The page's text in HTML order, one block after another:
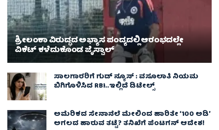
ಶ್ರೀಲಂಕಾ ವಿರುದ್ಧದ ಅಭ್ಯಾಸ ಪಂದ್ಯದಲ್ಲಿ ಆರಂಭದಲ್ಲೇ
ವಿಕೆಟ್ ಕಳೆದುಕೊಂಡ ಜೈಸ್ವಾಲ್
ಸಾಲಗಾರರಿಗೆ ಗುಡ್ ನ್ಯೂಸ್ : ವಸೂಲಾತಿ ನಿಯಮ
ಬಿಗಿಗೊಳಿಸಿದ RBI..ಇಲ್ಲಿದೆ ಡಿಟೇಲ್ಸ್
ಅಮೆರಿಕದ ಸೇನಾನೆಲೆ ಮೇಲಿಂದ ಹಾರಿತೇ ‘100 ಅಡಿ’
ಅಗಲದ ಹಾರುವ ತಟ್ಟೆ? ತನಿಖೆಗೆ ಪೆಂಟಗನ್ ಆದೇಶ!